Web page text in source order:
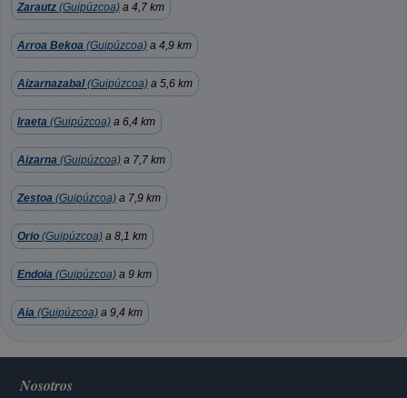
Zarautz (Guipúzcoa) a 4,7 km
Arroa Bekoa (Guipúzcoa) a 4,9 km
Aizarnazabal(Guipúzcoa) a 5,6 km
Iraeta (Guipúzcoa) a 6,4 km
Aizarna (Guipúzcoa) a 7,7 km
Zestoa (Guipúzcoa) a 7,9 km
Orio (Guipúzcoa) a 8,1 km
Endoia (Guipúzcoa) a 9 km
Aia (Guipúzcoa) a 9,4 km
Nosotros